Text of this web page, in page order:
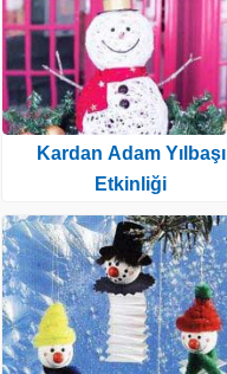
Kardan Adam Yılbaşı
Etkinliği